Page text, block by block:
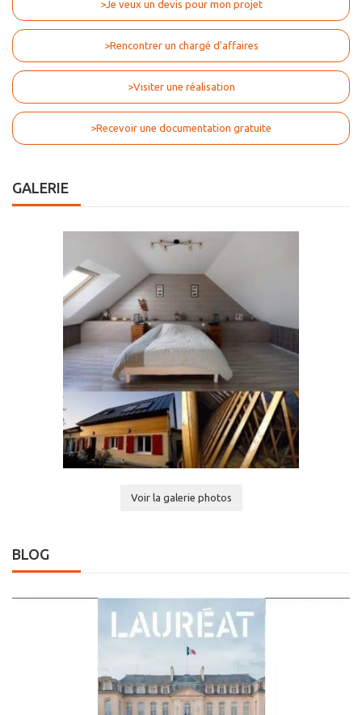
>Je veux un devis pour mon projet
>Rencontrer un chargé d'affaires
>Visiter une réalisation
>Recevoir une documentation gratuite
GALERIE
Voir la galerie photos
BLOG